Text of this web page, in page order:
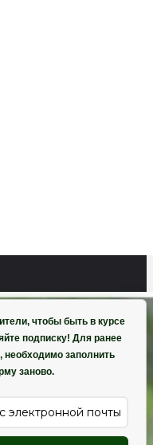
чтобы быть в курсе
подписку! Для ранее
необходимо заполнить
заново.